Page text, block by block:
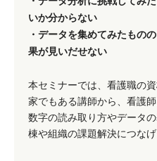
いか分からない
・データを集めてみたもの
果が見いだせない
本セミナーでは、看護職の
家でもある講師から、看護
数字の読み取り方やデータ
棟や組織の課題解決につなげ